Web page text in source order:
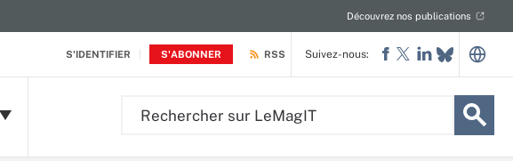
S'IDENTIFIER S'ABONNER
Découvrez nos publications
RSS Suivez-nous: